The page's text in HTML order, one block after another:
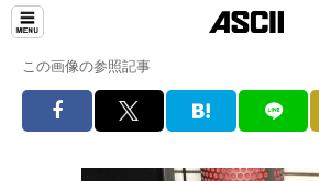
この画像の参照記事